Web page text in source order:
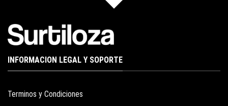
INFORMACION LEGAL Y SOPORTE
Terminos y Condiciones